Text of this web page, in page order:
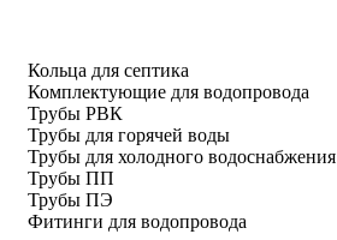
Кольца для септика
Комплектующие для водопровода
Трубы РВК
Трубы для горячей воды
Трубы для холодного водоснабжения
Трубы ПП
Трубы ПЭ
Фитинги для водопровода